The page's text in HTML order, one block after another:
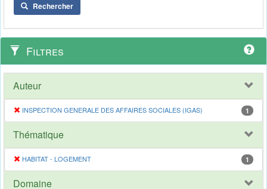
Rechercher
Filtres
Auteur
INSPECTION GENERALE DES AFFAIRES SOCIALES (IGAS) 1
Thématique
HABITAT - LOGEMENT 1
Domaine